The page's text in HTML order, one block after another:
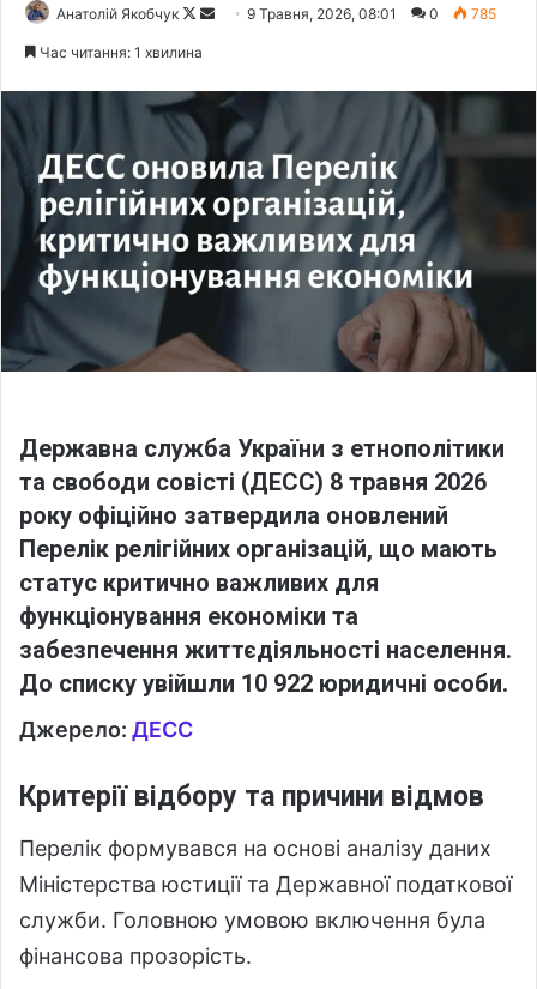
Анатолій Якобчук
F
o
w
n
X
d
n
m
a
i
9 Травня, 2026, 08:01 0 785
Час читання: 1 хвилина
Державна служба України з етнополітики
та свободи совісті (ДЕСС) 8 травня 2026
року офіційно затвердила оновлений
Перелік релігійних організацій, що мають
статус критично важливих для
функціонування економіки та
забезпечення життєдіяльності населення.
До списку увійшли 10 922 юридичні особи.
Джерело: ДЕСС
Критерії відбору та причини відмов
Перелік формувався на основі аналізу даних
Міністерства юстиції та Державної податкової
служби. Головною умовою включення була
фінансова прозорість.